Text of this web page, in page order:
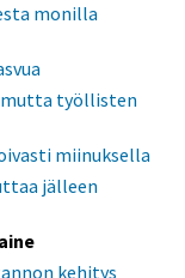
monilla
mutta työllisten
miinuksella
jälleen
kehitys